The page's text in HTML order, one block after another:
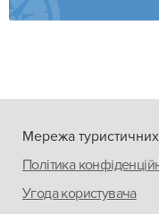
Мережа
Політика
Угода користувача